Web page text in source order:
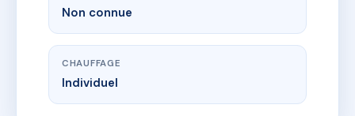
Non connue
CHAUFFAGE
Individuel